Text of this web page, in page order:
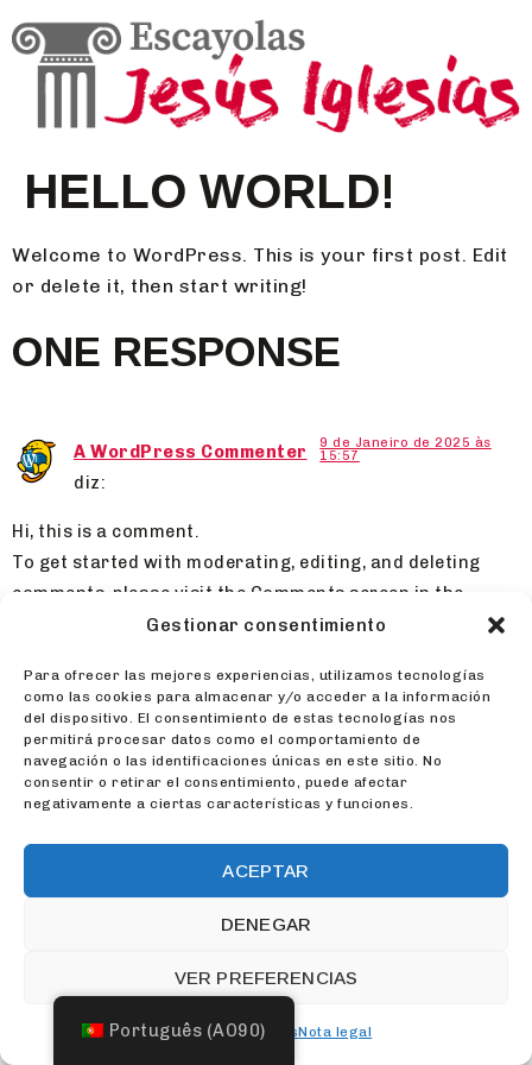
Gestionar consentimiento
Para ofrecer las mejores experiencias, utilizamos tecnologías
como las cookies para almacenar y/o acceder a la información
del dispositivo. El consentimiento de estas tecnologías nos
permitirá procesar datos como el comportamiento de
navegación o las identificaciones únicas en este sitio. No
consentir o retirar el consentimiento, puede afectar
negativamente a ciertas características y funciones.
ACEPTAR
DENEGAR
VER PREFERENCIAS
Política de cookiesNota legal
HELLO WORLD!
Welcome to WordPress. This is your first post. Edit
or delete it, then start writing!
ONE RESPONSE
A WordPress Commenter
diz:
9 de Janeiro de 2025 às
15:57
Hi, this is a comment.
To get started with moderating, editing, and deleting
comments, please visit the Comments screen in the
All rights reserved
Português (AO90)